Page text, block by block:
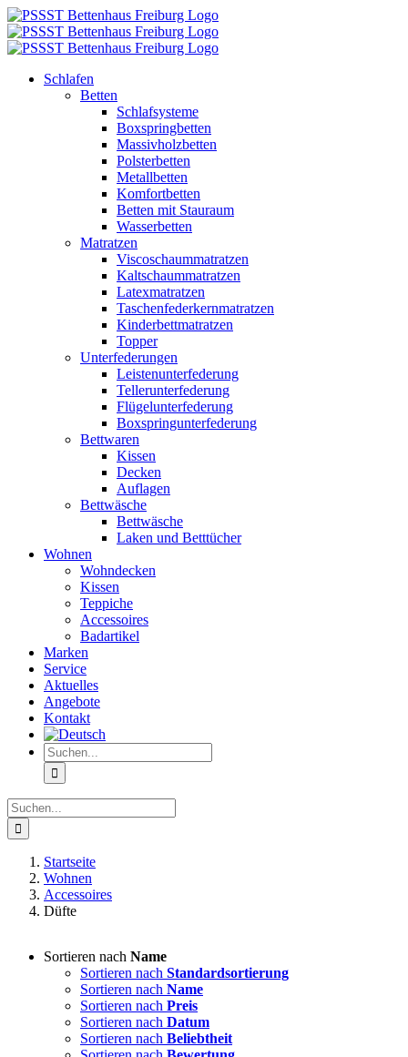
Zum
Inhalt
springen
Schlafen
Betten
Schlafsysteme
Boxspringbetten
Massivholzbetten
Polsterbetten
Metallbetten
Komfortbetten
Betten mit Stauraum
Wasserbetten
Matratzen
Viscoschaummatratzen
Kaltschaummatratzen
Latexmatratzen
Taschenfederkernmatratzen
Kinderbettmatratzen
Topper
Unterfederungen
Leistenunterfederung
Tellerunterfederung
Flügelunterfederung
Boxspringunterfederung
Bettwaren
Kissen
Decken
Auflagen
Bettwäsche
Bettwäsche
Laken und Betttücher
Wohnen
Wohndecken
Kissen
Teppiche
Accessoires
Badartikel
Marken
Service
Aktuelles
Angebote
Kontakt
Suche
nach:
Suche
nach:
Startseite
Wohnen
Accessoires
Düfte
Sortieren nach Name
Sortieren nach Standardsortierung
Sortieren nach Name
Sortieren nach Preis
Sortieren nach Datum
Sortieren nach Beliebtheit